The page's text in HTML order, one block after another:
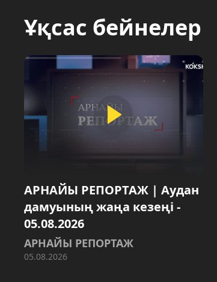
Ұқсас бейнелер
АРНАЙЫ РЕПОРТАЖ | Аудан
дамуының жаңа кезеңі -
05.08.2026
АРНАЙЫ РЕПОРТАЖ
05.08.2026